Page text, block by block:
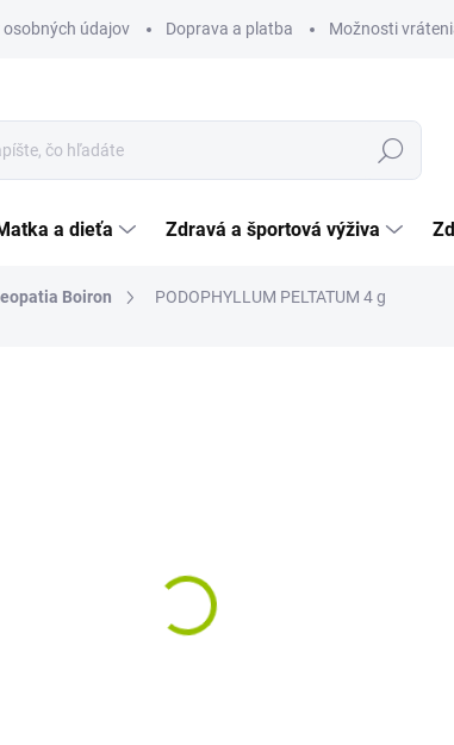
údajov Doprava a platba Možnosti
Hľadať
a dieťa Zdravá a športová výživa
Boiron PODOPHYLLUM PELTATUM 4 g